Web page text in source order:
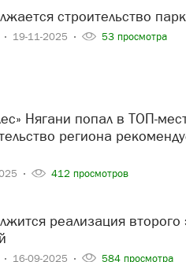
строительство
19-11-2025 53 просмотра
региона
412 просмотров
16-09-2025 584 просмотра